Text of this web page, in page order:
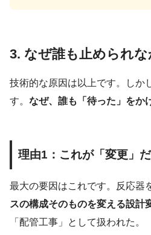
3. なぜ誰も止められ
技術的な原因は以上です。しか
す。 なぜ、誰も「待った」をか
理由1：これが「変更」
最大の要因はこれです。反応器
スの構成そのものを変える設計
「配管工事」として扱われた。